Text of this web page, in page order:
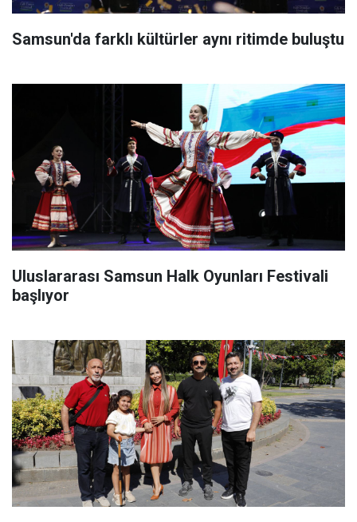
Samsun'da farklı kültürler aynı ritimde buluştu
Uluslararası Samsun Halk Oyunları Festivali
başlıyor